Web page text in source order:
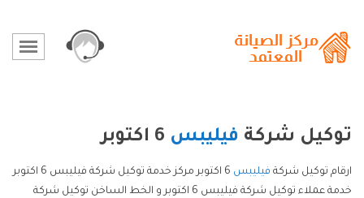
توكيل شركة فيليبس
ارقام توكيل شركة فيليبس
6 اكتوبر مركز خدمة توكيل شركة فيليبس 6 اكتوبر
خدمة عملاء توكيل شركة فيليبس 6 اكتوبر و الخط الساخن توكيل شركة